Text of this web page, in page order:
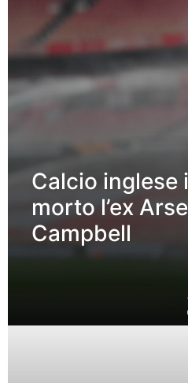
Calcio inglese
morto l’ex
Campbell